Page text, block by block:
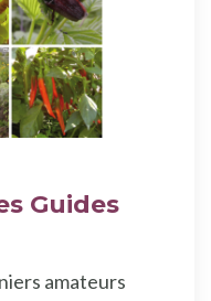
Guides
amateurs